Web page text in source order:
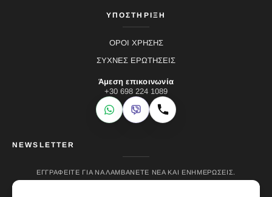
ΥΠΟΣΤΗΡΙΞΗ
ΟΡΟΙ ΧΡΗΣΗΣ
ΣΥΧΝΕΣ ΕΡΩΤΗΣΕΙΣ
Άμεση επικοινωνία
+30 698 224 1089
WhatsApp
Viber Κλήση
NEWSLETTER
ΕΓΓΡΑΦΕΊΤΕ ΓΙΑ ΝΑ ΛΑΜΒΆΝΕΤΕ ΝΈΑ ΚΑΙ ΕΝΗΜΕΡΏΣΕΙΣ.